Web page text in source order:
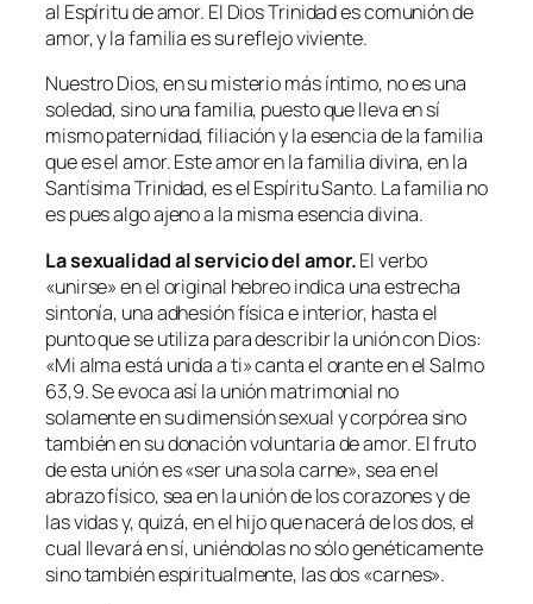
al Espíritu de amor. El Dios Trinidad es comunión de
amor, y la familia es su reflejo viviente.
Nuestro Dios, en su misterio más íntimo, no es una
soledad, sino una familia, puesto que lleva en sí
mismo paternidad, filiación y la esencia de la familia
que es el amor. Este amor en la familia divina, en la
Santísima Trinidad, es el Espíritu Santo. La familia no
es pues algo ajeno a la misma esencia divina.
La sexualidad al servicio del amor.El verbo
«unirse» en el original hebreo indica una estrecha
sintonía, una adhesión física e interior, hasta el
punto que se utiliza para describir la unión con Dios:
«Mi alma está unida a ti» canta el orante en el Salmo
63,9. Se evoca así la unión matrimonial no
solamente en su dimensión sexual y corpórea sino
también en su donación voluntaria de amor. El fruto
de esta unión es «ser una sola carne», sea en el
abrazo físico, sea en la unión de los corazones y de
las vidas y, quizá, en el hijo que nacerá de los dos, el
cual llevará en sí, uniéndolas no sólo genéticamente
sino también espiritualmente, las dos «carnes».